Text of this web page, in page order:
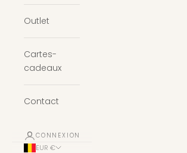
Outlet
Cartes-
cadeaux
Contact
CONNEXION
EUR €